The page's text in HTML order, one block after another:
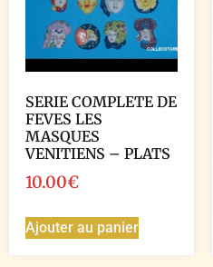
SERIE COMPLETE DE
FEVES LES
MASQUES
VENITIENS – PLATS
10.00€
Ajouter au panier